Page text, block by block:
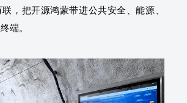
，把开源鸿蒙带进公共安全、能源、
端。